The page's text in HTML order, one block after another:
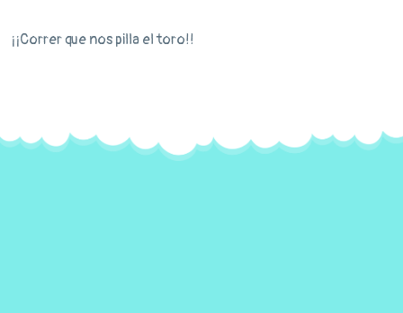
¡¡Correr que nos pilla el toro!!